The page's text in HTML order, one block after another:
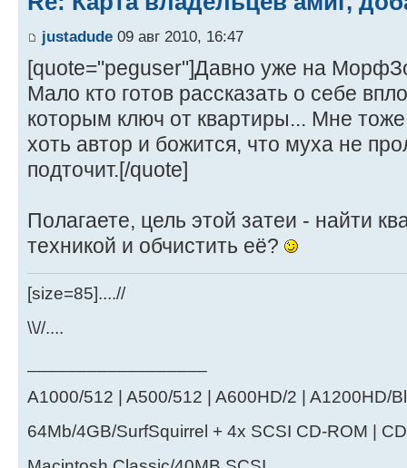
justadude 09 авг 2010, 16:47
[quote="peguser"]Давно уже на
Мало кто готов рассказать о себе
которым ключ от квартиры... Мне тоже
хоть автор и божится, что муха не
подточит.[/quote]
Полагаете, цель этой затеи - найти
техникой и обчистить её?
[size=85]....//
\\//....
A1000/512 | A500/512 | A600HD/2 | A1200HD/
64Mb/4GB/SurfSquirrel + 4x SCSI CD-ROM |